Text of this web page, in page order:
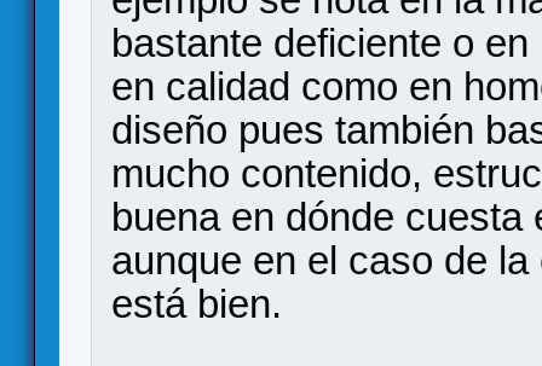
bastante deficiente o
en calidad como en
diseño pues también
mucho contenido,
buena en dónde
aunque en el caso de
está bien.